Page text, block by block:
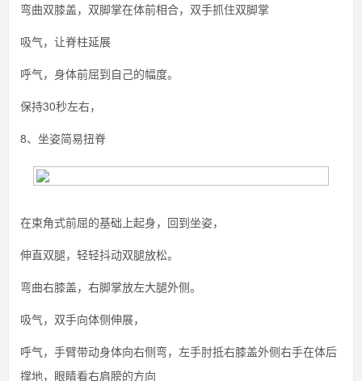
弯曲双膝盖，双脚掌在体前相合，双手抓住双脚掌
吸气，让脊柱延展
呼气，身体前屈到自己的幅度。
保持30秒左右，
8、坐姿简易扭脊
在束角式前屈的基础上起身，回到坐姿，
伸直双腿，轻轻抖动双腿放松。
弯曲右膝盖，右脚掌放左大腿外侧。
吸气，双手向体侧伸展，
呼气，手臂带动身体向右侧弯，左手肘抵右膝盖外侧右手在体后
撑地，眼睛看右肩膀的方向